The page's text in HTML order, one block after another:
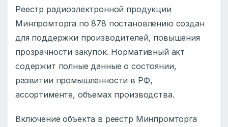
Реестр радиоэлектронной продукции
Минпромторга по 878 постановлению создан
для поддержки производителей, повышения
прозрачности закупок. Нормативный акт
содержит полные данные о состоянии,
развитии промышленности в РФ,
ассортименте, объемах производства.
Включение объекта в реестр Минпромторга